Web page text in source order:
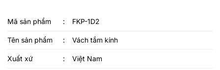
Mã sản phẩm : FKP-1D2
Tên sản phẩm : Vách tắm kính
Xuất xứ : Việt Nam